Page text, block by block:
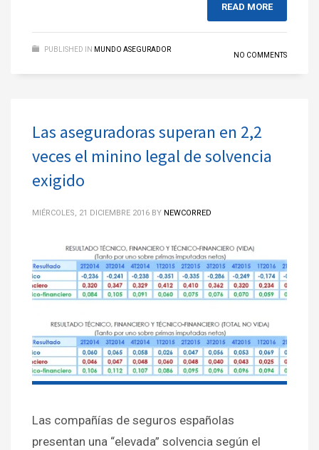
READ MORE
PUBLISHED IN MUNDO ASEGURADOR
NO COMMENTS
Las aseguradoras superan en 2,2
veces el minino legal de solvencia
exigido
MIÉRCOLES, 21 DICIEMBRE 2016 BY NEWCORRED
Las compañías de seguros españolas
presentan una “elevada” solvencia según el